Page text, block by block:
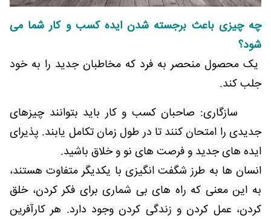
چه چیزی باعث برجسته شدن ایده کسب و کار شما می
شود؟
یک محصول منحصر به فرد که مخاطبان جدید را به خود
جلب کند.
سازگاری: صاحبان کسب و کار باید بتوانند چیزهای
جدیدی را امتحان کنند تا در طول زمان تکامل یابند. پذیرای
ایده های جدید و فرصت های نو و خلاق باشید.
انسان ها به طرز شگفت انگیزی با یکدیگر متفاوت هستند،
به این معنی که راه های بی شماری برای فکر کردن، خلق
کردن، عمل کردن و زندگی کردن وجود دارد. هر کارآفرین